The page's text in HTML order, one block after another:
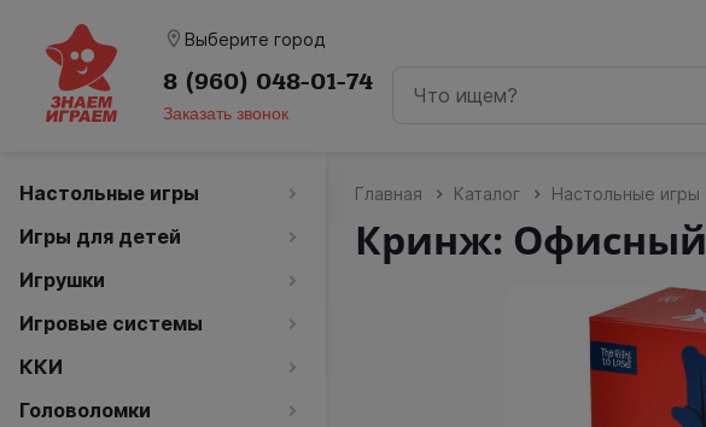
room Выберите город
8 (960) 048-01-74
Заказать звонок
Настольные игры
Игры для детей
Игрушки
Игровые системы
ККИ
Головоломки
Главная Каталог Настольные игры
Кринж: Офисный